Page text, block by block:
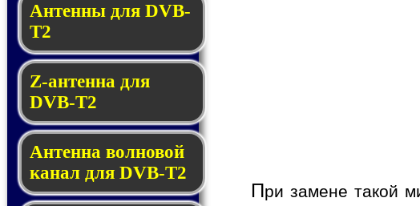
Антенны для DVB-
T2
Z-антенна для
DVB-T2
Антенна волновой
канал для DVB-T2
При замене такой